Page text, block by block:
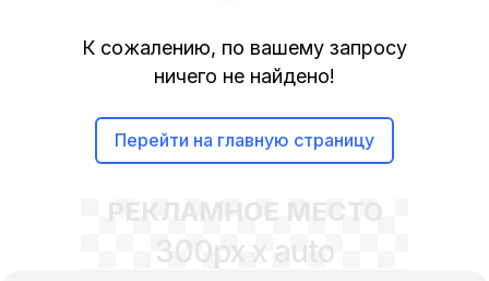
К сожалению, по вашему запросу
ничего не найдено!
Перейти на главную страницу
РЕКЛАМНОЕ МЕСТО
300px x auto